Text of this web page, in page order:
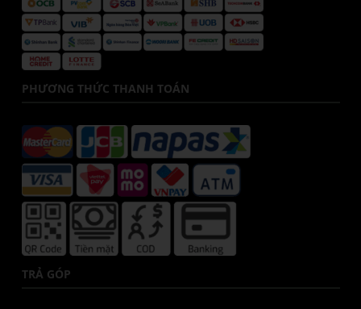
PHƯƠNG THỨC THANH TOÁN
TRẢ GÓP